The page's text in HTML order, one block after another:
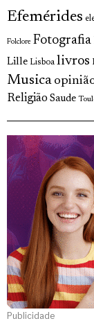
Efemérides
Folclore Fotografia
Lille Lisboa livros
Musica
Religião Saude
Publicidade